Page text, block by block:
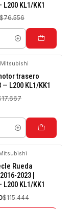
KL1/KK1
$76.556
Mitsubishi
trasero
— L200 KL1/KK1
Rueda
2023 |
KL1/KK1
$115.444